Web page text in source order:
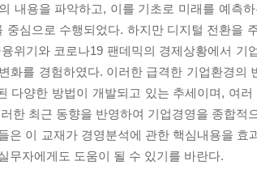
내용을 파악하고, 이를 기초로 미래를 예측
중심으로 수행되었다. 하지만 디지털 전환을
위기와 코로나19 팬데믹의 경제상황에서
화를 경험하였다. 이러한 급격한 기업환경
다양한 방법이 개발되고 있는 추세이며, 여
한 최근 동향을 반영하여 기업경영을 종합
은 이 교재가 경영분석에 관한 핵심내용을
무자에게도 도움이 될 수 있기를 바란다.